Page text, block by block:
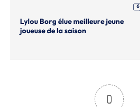
6
Lylou Borg élue meilleure jeune
joueuse de la saison
0